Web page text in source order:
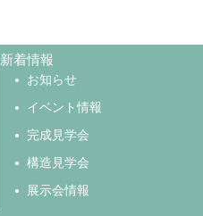
新着情報
お知らせ
イベント情報
完成見学会
構造見学会
展示会情報